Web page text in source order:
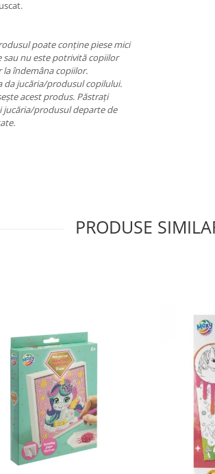
poate conţine piese mici
sau nu este potrivită copiilor
la îndemâna copiilor.
da jucăria/produsul copilului.
acest produs. Păstraţi
produsul departe de
PRODUSE